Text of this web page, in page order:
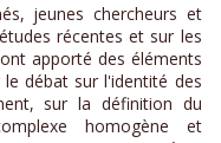
jeunes chercheurs et
récentes et sur les
apporté des éléments
débat sur l'identité des
sur la définition du
homogène et